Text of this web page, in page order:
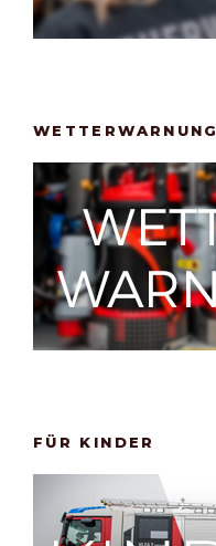
WETTERWARNUNG
FÜR KINDER